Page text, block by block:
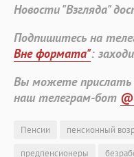
Новости "Взгляда"
Подпишитесь на
Вне формата":
Вы можете прислать
наш телеграм-бот
Пенсии
пенсионный
предпенсионеры